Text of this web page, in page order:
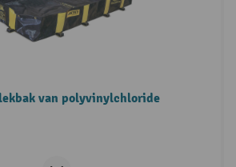
van polyvinylchloride